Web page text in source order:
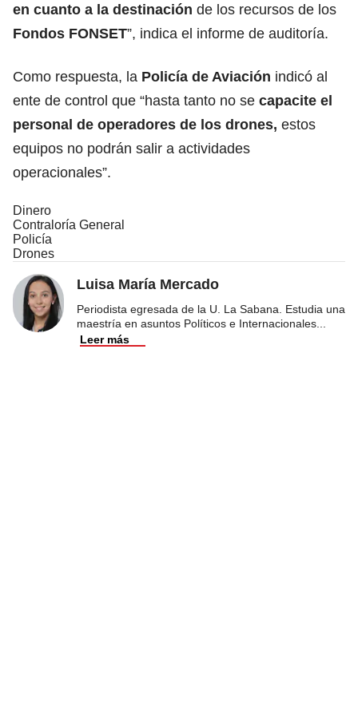
en cuanto a la destinación de los recursos de los
Fondos FONSET”, indica el informe de auditoría.
Como respuesta, la Policía de Aviación indicó al
ente de control que “hasta tanto no se capacite el
personal de operadores de los drones, estos
equipos no podrán salir a actividades
operacionales”.
Dinero
Contraloría General
Policía
Drones
Luisa María Mercado
Periodista egresada de la U. La Sabana. Estudia una
maestría en asuntos Políticos e Internacionales
Leer más